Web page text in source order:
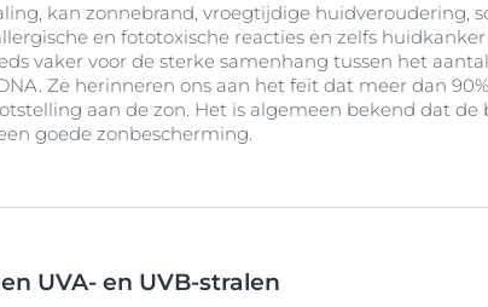
kan zonnebrand, vroegtijdige huidveroudering,
en fototoxische reacties en zelfs
vaker voor de sterke samenhang tussen het
Ze herinneren ons aan het feit dat meer dan
aan de zon. Het is algemeen bekend dat
goede zonbescherming.
UVA- en UVB-stralen